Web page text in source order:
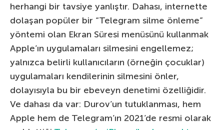
herhangi bir tavsiye yanlıştır. Dahası, internette
dolaşan popüler bir “Telegram silme önleme”
yöntemi olan Ekran Süresi menüsünü kullanmak
Apple’ın uygulamaları silmesini engellemez;
yalnızca belirli kullanıcıların (örneğin çocuklar)
uygulamaları kendilerinin silmesini önler,
dolayısıyla bu bir ebeveyn denetimi özelliğidir.
Ve dahası da var: Durov’un tutuklanması, hem
Apple hem de Telegram’ın 2021’de resmi olarak